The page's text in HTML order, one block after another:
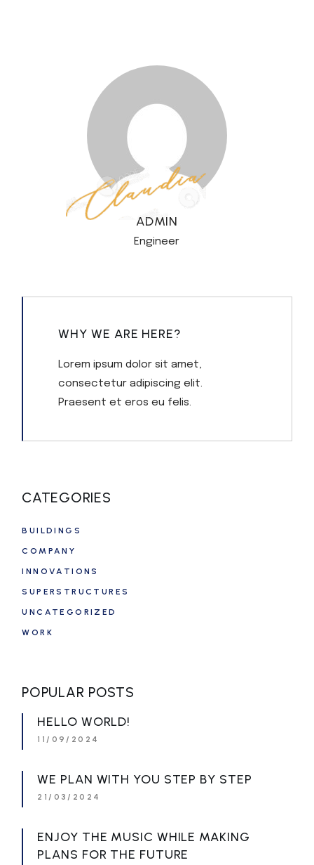
ADMIN
Engineer
WHY WE ARE HERE?
Lorem ipsum dolor sit amet,
consectetur adipiscing elit.
Praesent et eros eu felis.
CATEGORIES
BUILDINGS
COMPANY
INNOVATIONS
SUPERSTRUCTURES
UNCATEGORIZED
WORK
POPULAR POSTS
HELLO WORLD!
11/09/2024
WE PLAN WITH YOU STEP BY STEP
21/03/2024
ENJOY THE MUSIC WHILE MAKING
PLANS FOR THE FUTURE